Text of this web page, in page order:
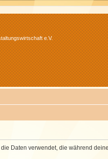
e.V.
die Daten verwendet, die während